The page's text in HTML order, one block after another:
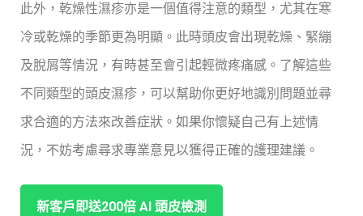
此外，乾燥性濕疹亦是一個值得注意的類型，尤其在寒
冷或乾燥的季節更為明顯。此時頭皮會出現乾燥、緊繃
及脫屑等情況，有時甚至會引起輕微疼痛感。了解這些
不同類型的頭皮濕疹，可以幫助你更好地識別問題並尋
求合適的方法來改善症狀。如果你懷疑自己有上述情
況，不妨考慮尋求專業意見以獲得正確的護理建議。
新客戶即送200倍 ⁤AI ‌頭皮檢測